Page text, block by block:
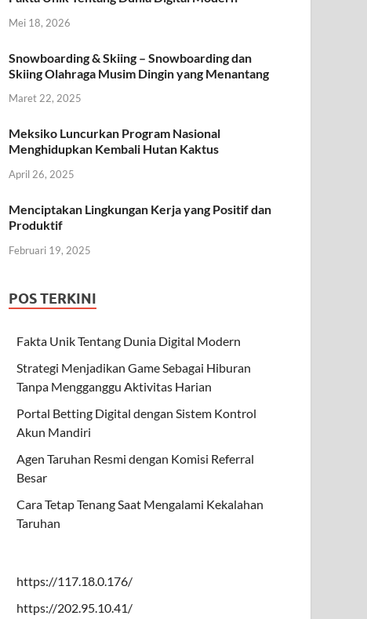
Mei 18, 2026
Snowboarding & Skiing – Snowboarding dan
Skiing Olahraga Musim Dingin yang Menantang
Maret 22, 2025
Meksiko Luncurkan Program Nasional
Menghidupkan Kembali Hutan Kaktus
April 26, 2025
Menciptakan Lingkungan Kerja yang Positif dan
Produktif
Februari 19, 2025
POS TERKINI
Fakta Unik Tentang Dunia Digital Modern
Strategi Menjadikan Game Sebagai Hiburan
Tanpa Mengganggu Aktivitas Harian
Portal Betting Digital dengan Sistem Kontrol
Akun Mandiri
Agen Taruhan Resmi dengan Komisi Referral
Besar
Cara Tetap Tenang Saat Mengalami Kekalahan
Taruhan
https://117.18.0.176/
https://202.95.10.41/